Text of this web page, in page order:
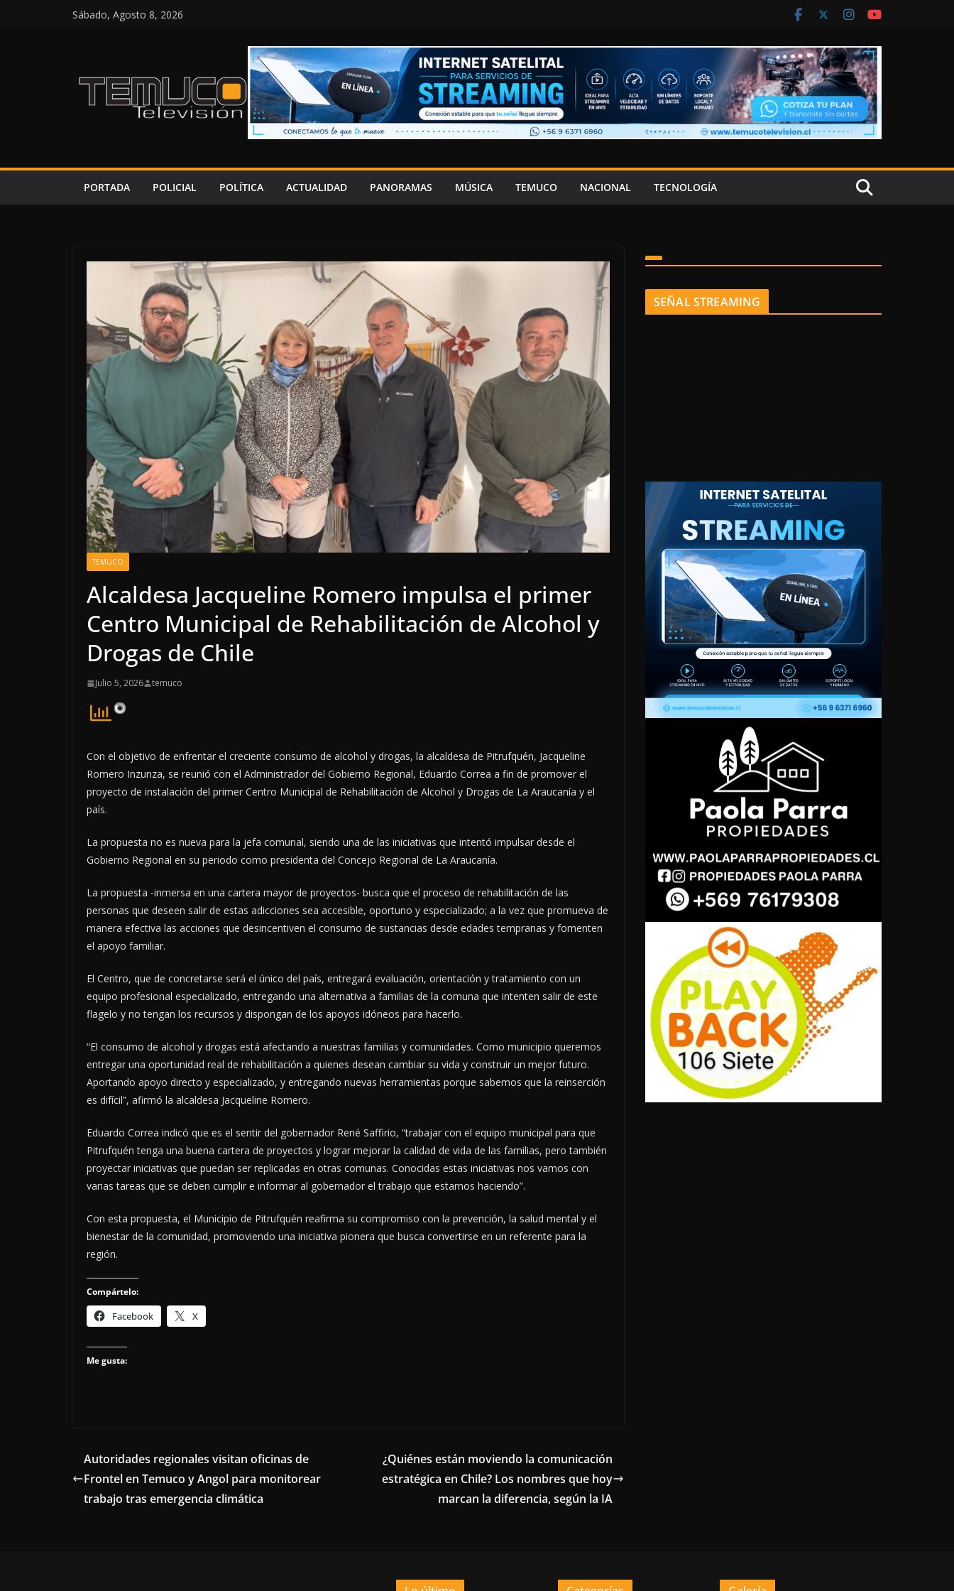
Sábado, Agosto 8, 2026
PORTADA POLICIAL POLÍTICA ACTUALIDAD PANORAMAS MÚSICA TEMUCO NACIONAL TECNOLOGÍA
TEMUCO
Alcaldesa Jacqueline Romero impulsa el primer
Centro Municipal de Rehabilitación de Alcohol y
Drogas de Chile
Julio 5, 2026 temuco
Con el objetivo de enfrentar el creciente consumo de alcohol y drogas, la alcaldesa de Pitrufquén, Jacqueline
Romero Inzunza, se reunió con el Administrador del Gobierno Regional, Eduardo Correa a fin de promover el
proyecto de instalación del primer Centro Municipal de Rehabilitación de Alcohol y Drogas de La Araucanía y el
país.
La propuesta no es nueva para la jefa comunal, siendo una de las iniciativas que intentó impulsar desde el
Gobierno Regional en su periodo como presidenta del Concejo Regional de La Araucanía.
La propuesta -inmersa en una cartera mayor de proyectos- busca que el proceso de rehabilitación de las
personas que deseen salir de estas adicciones sea accesible, oportuno y especializado; a la vez que promueva de
manera efectiva las acciones que desincentiven el consumo de sustancias desde edades tempranas y fomenten
el apoyo familiar.
El Centro, que de concretarse será el único del país, entregará evaluación, orientación y tratamiento con un
equipo profesional especializado, entregando una alternativa a familias de la comuna que intenten salir de este
flagelo y no tengan los recursos y dispongan de los apoyos idóneos para hacerlo.
“El consumo de alcohol y drogas está afectando a nuestras familias y comunidades. Como municipio queremos
entregar una oportunidad real de rehabilitación a quienes desean cambiar su vida y construir un mejor futuro.
Aportando apoyo directo y especializado, y entregando nuevas herramientas porque sabemos que la reinserción
es difícil”, afirmó la alcaldesa Jacqueline Romero.
Eduardo Correa indicó que es el sentir del gobernador René Saffirio, “trabajar con el equipo municipal para que
Pitrufquén tenga una buena cartera de proyectos y lograr mejorar la calidad de vida de las familias, pero también
proyectar iniciativas que puedan ser replicadas en otras comunas. Conocidas estas iniciativas nos vamos con
varias tareas que se deben cumplir e informar al gobernador el trabajo que estamos haciendo”.
Con esta propuesta, el Municipio de Pitrufquén reafirma su compromiso con la prevención, la salud mental y el
bienestar de la comunidad, promoviendo una iniciativa pionera que busca convertirse en un referente para la
región.
Compártelo:
Facebook X
Me gusta:
Autoridades regionales visitan oficinas de
Frontel en Temuco y Angol para monitorear
trabajo tras emergencia climática
¿Quiénes están moviendo la comunicación
estratégica en Chile? Los nombres que hoy
marcan la diferencia, según la IA
SEÑAL STREAMING